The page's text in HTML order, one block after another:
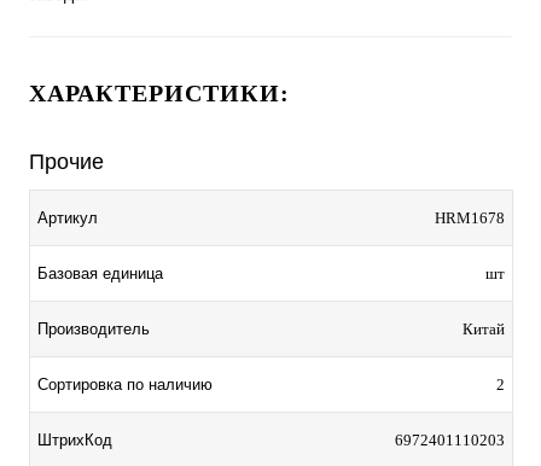
ХАРАКТЕРИСТИКИ:
Прочие
Артикул HRM1678
Базовая единица шт
Производитель Китай
Сортировка по наличию 2
ШтрихКод 6972401110203